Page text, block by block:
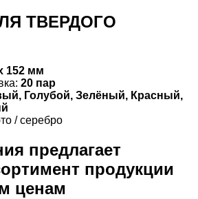
ТВЕРДОГО
152 мм
20 пар
Голубой, Зелёный, Красный,
/ серебро
предлагает
продукции
ценам